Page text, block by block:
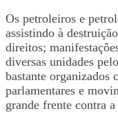
Os petroleiros e
assistindo à
direitos;
diversas unidades
bastante organizados
parlamentares e
grande frente contra